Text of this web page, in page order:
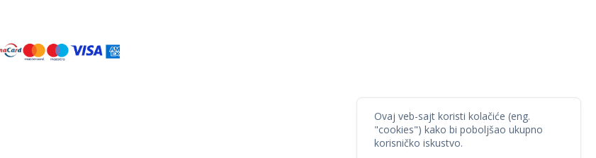
Ovaj veb-sajt koristi kolačiće (eng.
"cookies") kako bi poboljšao ukupno
korisničko iskustvo.